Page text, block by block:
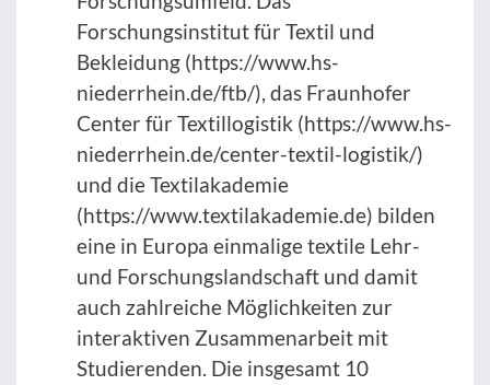
Forschungsinstitut für Textil und
Bekleidung (https://www.hs-
niederrhein.de/ftb/), das Fraunhofer
Center für Textillogistik (https://www.hs-
niederrhein.de/center-textil-logistik/)
und die Textilakademie
(https://www.textilakademie.de) bilden
eine in Europa einmalige textile Lehr-
und Forschungslandschaft und damit
auch zahlreiche Möglichkeiten zur
interaktiven Zusammenarbeit mit
Studierenden. Die insgesamt 10